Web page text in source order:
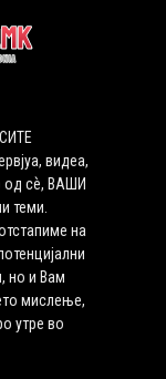
видеа,
од сѐ, ВАШИ
теми.
на
но и Вам
мислење,
утре во